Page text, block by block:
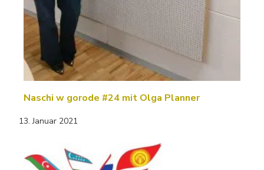
Naschi w gorode #24 mit Olga Planner
13. Januar 2021